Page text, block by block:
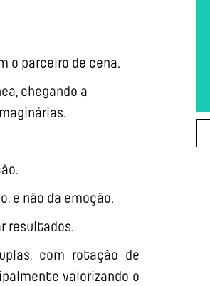
o parceiro de cena.
chegando a
e não da emoção.
resultados.
com rotação de
valorizando o